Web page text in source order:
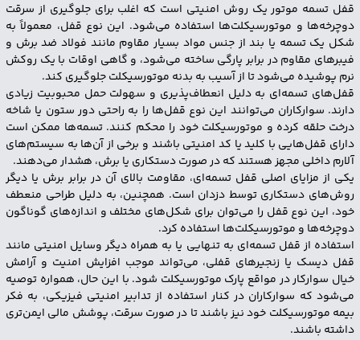
قفل تسمه موتور یک روش امنیتی است که اغلب برای جلوگیری از سرقت
دوچرخه‌ها و موتورسیکلت‌ها استفاده می‌شود. این نوع قفل، معمولاً به
شکل یک تسمه یا بند از جنس مواد بسیار مقاوم مانند فولاد ضد برش و
فیبرهای مقاوم در برابر پارگی ساخته می‌شود، و گاهی اوقات با یک روکش
نرم پوشیده می‌شود تا از آسیب به بدنه موتورسیکلت جلوگیری کند.
قفل‌های تسمه‌‌ای به دلیل انعطاف‌پذیری و سهولت حمل محبوبیت زیادی
دارند. سوارکاران می‌توانند این نوع قفل‌ها را به راحتی دور ستون یا شاخه
درخت حلقه کرده و موتورسیکلت خود را محکم کنند. تسمه‌ها ممکن است
دارای قفل‌هایی با کلید یا کد امنیتی باشند و برخی از آن‌ها به سیستم‌های
آلارم داخلی مجهز هستند که در صورت دستکاری یا برش، هشدار می‌دهند.
یکی از مزایای اصلی قفل تسمه‌ای، مقاومت بالای آن در برابر برش یا دیگر
روش‌های دستکاری توسط دزدان است. همچنین، به دلیل طراحی منعطف
خود، این نوع قفل را می‌توان برای شکل‌های مختلف و اندازه‌های گوناگون
دوچرخه‌ها و موتورسیکلت‌ها استفاده کرد.
استفاده از قفل تسمه‌ای به تنهایی یا به همراه دیگر وسایل امنیتی مانند
قفل دیسک یا زنجیرهای قفلی، می‌تواند موجب افزایش امنیت و آرامش
خیال سوارکار در مواقع پارک موتورسیکلت شود. با این حال، همواره توصیه
می‌شود که سوارکاران در کنار استفاده از تدابیر امنیتی فیزیکی، به فکر
بیمه موتورسیکلت خود نیز باشند تا در صورت سرقت، پوشش مالی ایمن‌تری
داشته باشند.